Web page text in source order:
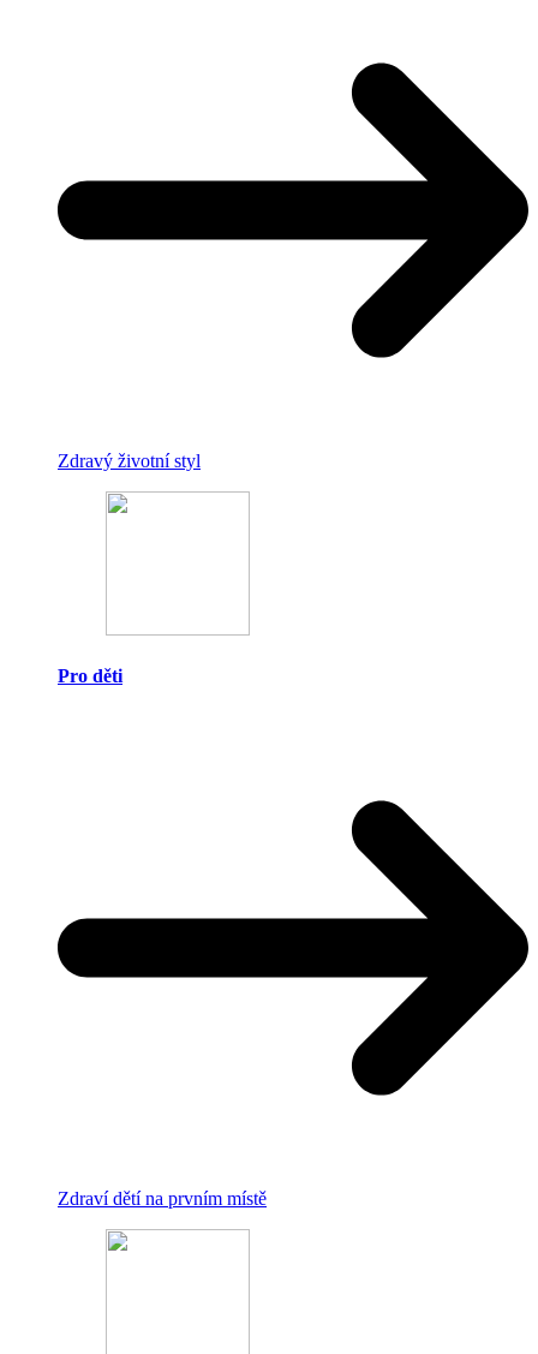
Zdravý životní styl
Pro děti
Zdraví dětí na prvním místě